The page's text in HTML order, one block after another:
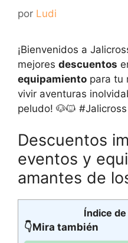
por Ludi
¡Bienvenidos a
mejores descuentos
equipamiento para tu
vivir aventuras
peludo! 🐶🐱
Descuentos
eventos y
amantes de
Índice
👇Mira también